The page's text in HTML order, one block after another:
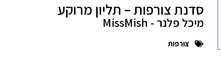
סדנת צורפות – תליון מרוקע
מיכל פלנר - MissMish
צורפות